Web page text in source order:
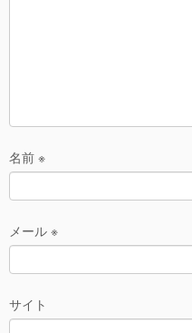
名前 ※
メール ※
サイト